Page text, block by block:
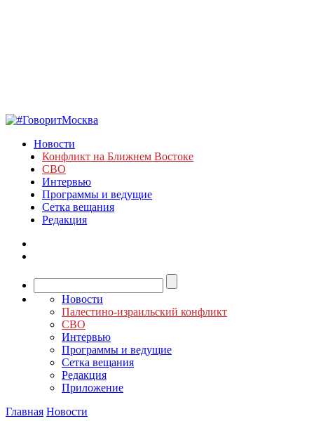
Новости
Конфликт на Ближнем Востоке
СВО
Интервью
Программы и ведущие
Сетка вещания
Редакция
Новости
Палестино-израильский конфликт
СВО
Интервью
Программы и ведущие
Сетка вещания
Редакция
Приложение
Главная Новости